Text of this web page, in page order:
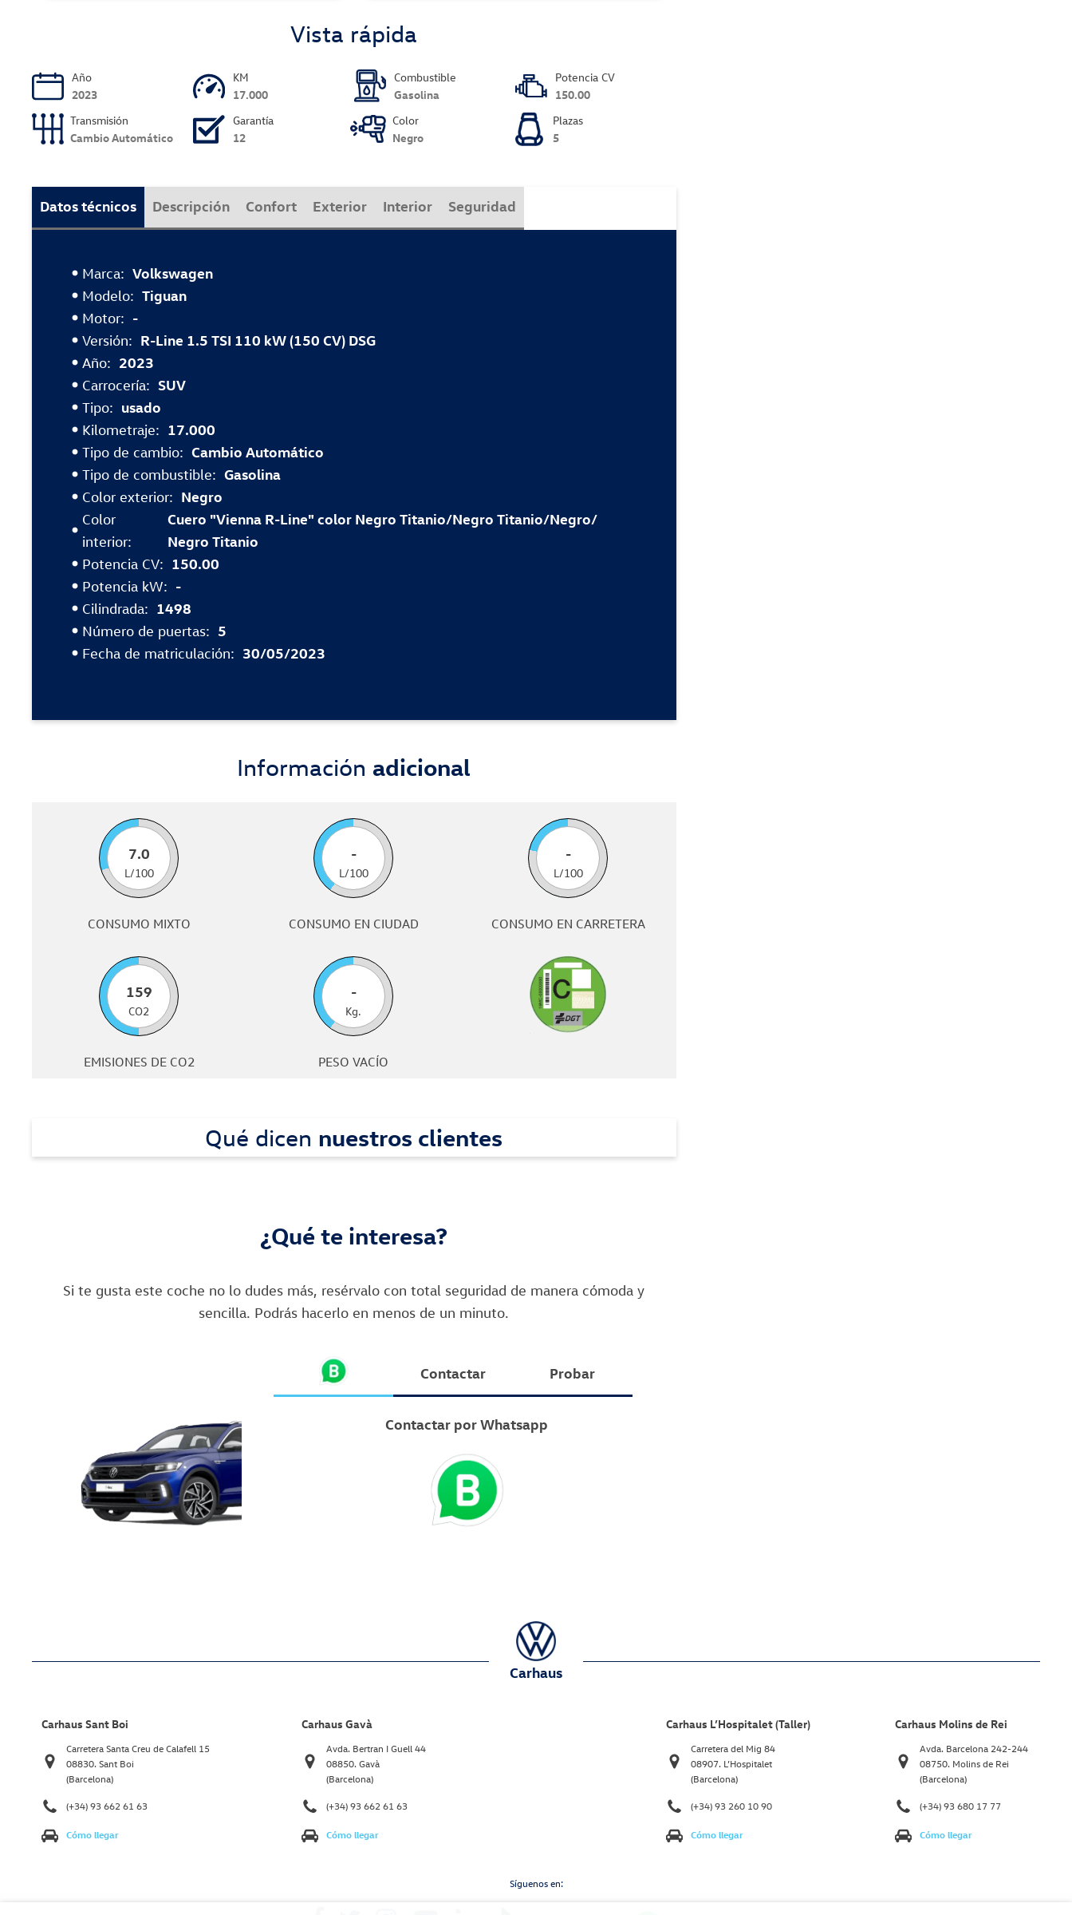
Vista rápida
Año
2023
KM
17.000
Combustible
Gasolina
Potencia CV
150.00
Transmisión
Cambio Automático
Garantía
12
Color
Negro
Plazas
5
Datos técnicos Descripción Confort Exterior Interior Seguridad
Marca: Volkswagen
Modelo: Tiguan
Motor: -
Versión: R-Line 1.5 TSI 110 kW (150 CV) DSG
Año: 2023
Carrocería: SUV
Tipo: usado
Kilometraje: 17.000
Tipo de cambio: Cambio Automático
Tipo de combustible: Gasolina
Color exterior: Negro
Color
interior:
Cuero "Vienna R-Line" color Negro Titanio/Negro Titanio/Negro/
Negro Titanio
Potencia CV: 150.00
Potencia kW: -
Cilindrada: 1498
Número de puertas: 5
Fecha de matriculación: 30/05/2023
Información adicional
7.0
L/100
CONSUMO MIXTO
-
L/100
CONSUMO EN CIUDAD
-
L/100
CONSUMO EN CARRETERA
159
CO2
EMISIONES DE CO2
-
Kg.
PESO VACÍO
Qué dicen nuestros clientes
¿Qué te interesa?
Si te gusta este coche no lo dudes más, resérvalo con total seguridad de manera cómoda y
sencilla. Podrás hacerlo en menos de un minuto.
Contactar Probar
Contactar por Whatsapp
Carhaus
Carhaus Sant Boi
Carretera Santa Creu de Calafell 15
08830. Sant Boi
(Barcelona)
(+34) 93 662 61 63
Cómo llegar
Carhaus Gavà
Avda. Bertran I Guell 44
08850. Gavà
(Barcelona)
(+34) 93 662 61 63
Cómo llegar
Carhaus L’Hospitalet (Taller)
Carretera del Mig 84
08907. L’Hospitalet
(Barcelona)
(+34) 93 260 10 90
Cómo llegar
Carhaus Molins de Rei
Avda. Barcelona 242-244
08750. Molins de Rei
(Barcelona)
(+34) 93 680 17 77
Cómo llegar
Síguenos en: